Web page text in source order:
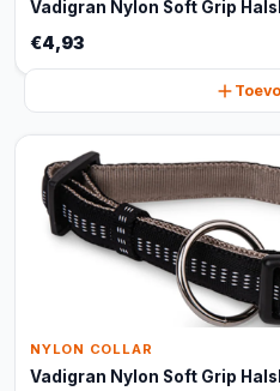
Vadigran Nylon Soft Grip
€4,93
NYLON COLLAR
Vadigran Nylon Soft Grip